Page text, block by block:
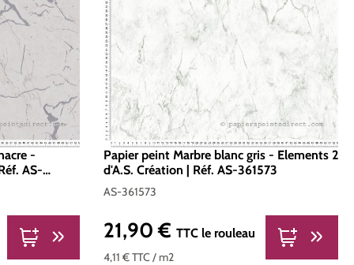
-
AS-
Papier peint Marbre blanc gris - Elements 2
d'A.S. Création | Réf. AS-361573
AS-361573
4,11 €TTC / m2
Prix régulier :
21,90 € TTC le rouleau